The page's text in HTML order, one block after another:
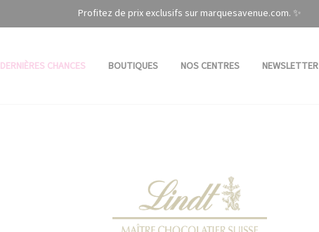
Profitez de prix exclusifs sur marquesavenue.com. ✨
DERNIÈRES CHANCES BOUTIQUES NOS CENTRES NEWSLETTER